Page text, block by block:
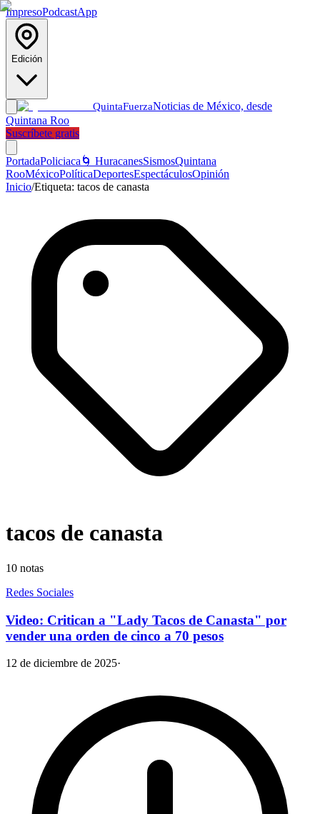
ImpresoPodcastApp
Edición
QuintaFuerzaNoticias de México, desde
Quintana Roo
Suscríbete gratis
PortadaPoliciaca 🌀 HuracanesSismosQuintana
RooMéxicoPolíticaDeportesEspectáculosOpinión
Inicio/Etiqueta: tacos de canasta
tacos de canasta
10 notas
Redes Sociales
Video: Critican a "Lady Tacos de Canasta" por
vender una orden de cinco a 70 pesos
12 de diciembre de 2025·